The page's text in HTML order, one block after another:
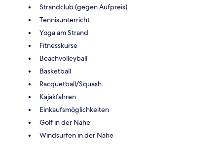
Strandclub (gegen Aufpreis)
Tennisunterricht
Yoga am Strand
Fitnesskurse
Beachvolleyball
Basketball
Racquetball/Squash
Kajakfahren
Einkaufsmöglichkeiten
Golf in der Nähe
Windsurfen in der Nähe